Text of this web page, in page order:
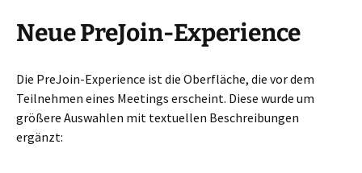
Neue PreJoin-Experience
Die PreJoin-Experience ist die Oberfläche, die vor dem
Teilnehmen eines Meetings erscheint. Diese wurde um
größere Auswahlen mit textuellen Beschreibungen
ergänzt: